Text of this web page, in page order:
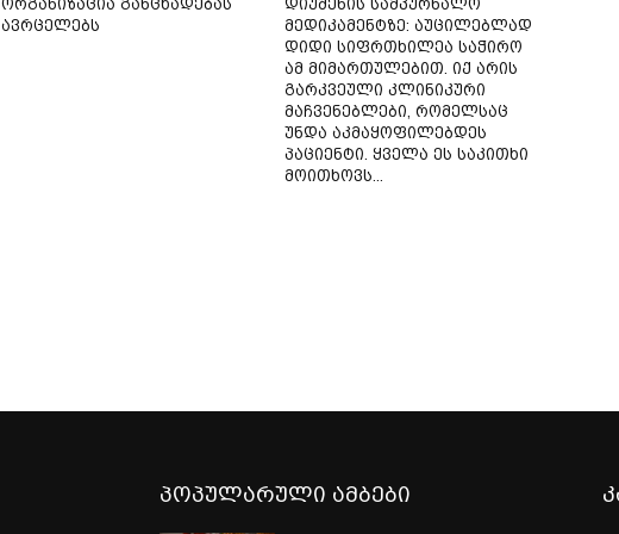
ორგანიზაცია განცხადებას
ავრცელებს
დიუშენის სამკურნალო
მედიკამენტზე: აუცილებლად
დიდი სიფრთხილეა საჭირო
ამ მიმართულებით. იქ არის
გარკვეული კლინიკური
მაჩვენებლები, რომელსაც
უნდა აკმაყოფილებდეს
პაციენტი. ყველა ეს საკითხი
მოითხოვს...
პოპულარული ამბები